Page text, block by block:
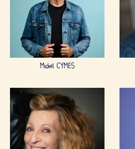
Michel CYMES